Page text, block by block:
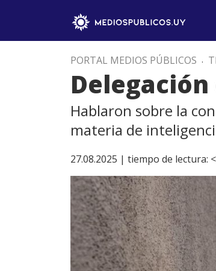
PORTAL MEDIOS PÚBLICOS .
Hablaron sobre la
materia de
27.08.2025 | tiempo de lectura: